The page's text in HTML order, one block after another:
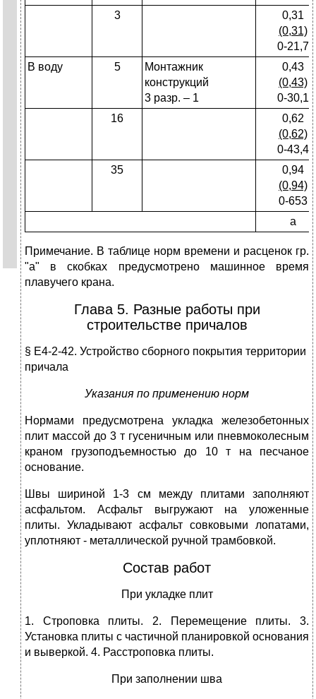
3
0,31
(0,31)
0-21,7
В воду
5
Монтажник
конструкций
3 разр. – 1
0,43
(0,43)
0-30,1
16
0,62
(0,62)
0-43,4
35
0,94
(0,94)
0-653
а
Примечание. В таблице норм времени и расценок гр.
"а" в скобках предусмотрено машинное время
плавучего крана.
Глава 5. Разные работы при
строительстве причалов
§ Е4-2-42. Устройство сборного покрытия территории
причала
Указания по применению норм
Нормами предусмотрена укладка железобетонных
плит массой до 3 т гусеничным или пневмоколесным
краном грузоподъемностью до 10 т на песчаное
основание.
Швы шириной 1-3 см между плитами заполняют
асфальтом. Асфальт выгружают на уложенные
плиты. Укладывают асфальт совковыми лопатами,
уплотняют - металлической ручной трамбовкой.
Состав работ
При укладке плит
1. Строповка плиты. 2. Перемещение плиты. 3.
Установка плиты с частичной планировкой основания
и выверкой. 4. Расстроповка плиты.
При заполнении шва